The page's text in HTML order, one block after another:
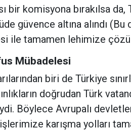
bir komisyona bırakılsa da,
güvence altına alındı (Bu
ile tamamen lehimize
Mübadelesi
biri de Türkiye
doğrudan Türk
Böylece Avrupalı
karışma yolları